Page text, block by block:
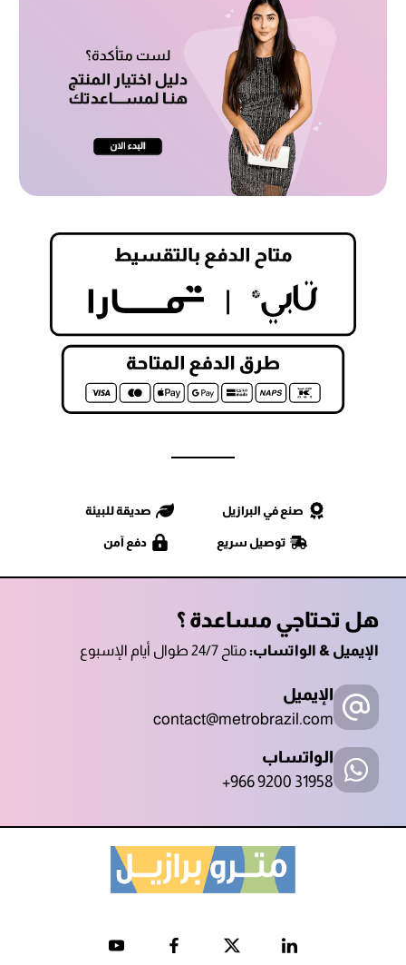
صنع في البرازيل صديقة للبيئة
توصيل سريع دفع آمن
الواتساب
+966 9200 31958
الإيميل
contact@metrobrazil.com
هل تحتاجي مساعدة ؟
الإيميل & الواتساب:متاح 24/7 طوال أيام الإسبوع